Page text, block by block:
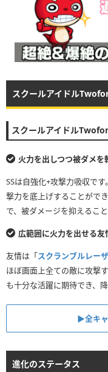
スクールアイドル
スクールアイドル
火力を出しつつ被ダメを
SSは自強化+攻撃力吸収で
撃力を底上げすることがで
で、被ダメージを抑えるこ
広範囲に火力を出せる友
友情は「スクランブルレー
ほぼ画面上全ての敵に攻撃
も十分な活躍に期待でき、
▶全キ
進化のステータス